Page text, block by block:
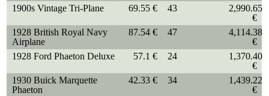
1900s Vintage Tri-Plane
69.55 € 43
2,990.65
€
1928 British Royal Navy
Airplane
87.54 € 47
4,114.38
€
1928 Ford Phaeton Deluxe
57.1 € 24
1,370.40
€
1930 Buick Marquette
Phaeton
42.33 € 34
1,439.22
€